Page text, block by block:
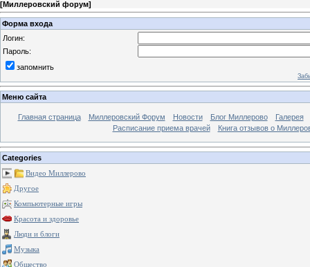
[Миллеровский форум]
Форма входа
Логин:
Пароль:
запомнить
Меню сайта
Главная страница Миллеровский Форум Новости Блог Миллерово
Галерея
Расписание приема врачей
Книга отзывов о
Categories
Видео Миллерово
Другое
Компьютерные игры
Красота и здоровье
Люди и блоги
Музыка
Общество